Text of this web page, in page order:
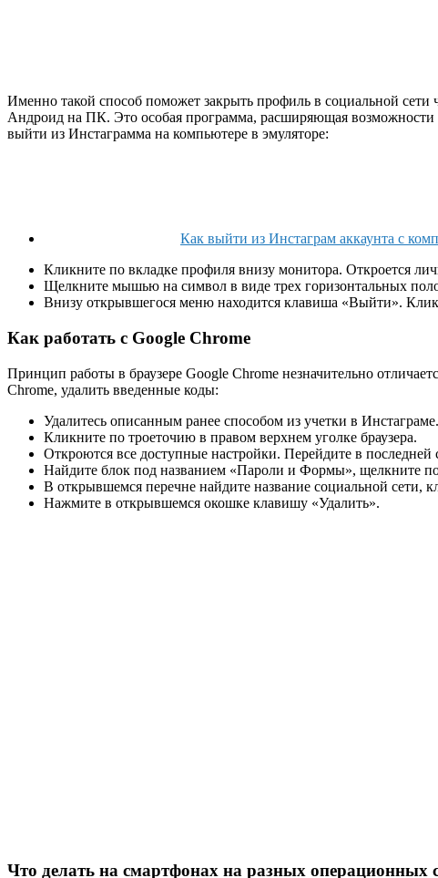
Именно такой способ поможет закрыть профиль в социальной сети
Андроид на ПК. Это особая программа, расширяющая возможности
выйти из Инстаграмма на компьютере в эмуляторе:
Как выйти из Инстаграм аккаунта с
Кликните по вкладке профиля внизу монитора. Откроется
Щелкните мышью на символ в виде трех горизонтальных
Внизу открывшегося меню находится клавиша «Выйти».
Как работать с Google Chrome
Принцип работы в браузере Google Chrome незначительно
Chrome, удалить введенные коды:
Удалитесь описанным ранее способом из учетки в Инстаграме.
Кликните по троеточию в правом верхнем уголке браузера.
Откроются все доступные настройки. Перейдите в
Найдите блок под названием «Пароли и Формы», щелкните
В открывшемся перечне найдите название социальной сети,
Нажмите в открывшемся окошке клавишу «Удалить».
Что делать на смартфонах на разных операционных